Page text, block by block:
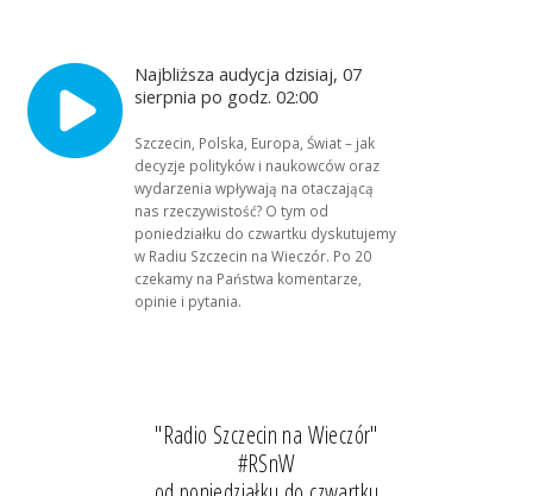
Najbliższa audycja dzisiaj, 07
sierpnia po godz. 02:00
Szczecin, Polska, Europa, Świat – jak
decyzje polityków i naukowców oraz
wydarzenia wpływają na otaczającą
nas rzeczywistość? O tym od
poniedziałku do czwartku dyskutujemy
w Radiu Szczecin na Wieczór. Po 20
czekamy na Państwa komentarze,
opinie i pytania.
"Radio Szczecin na Wieczór"
#RSnW